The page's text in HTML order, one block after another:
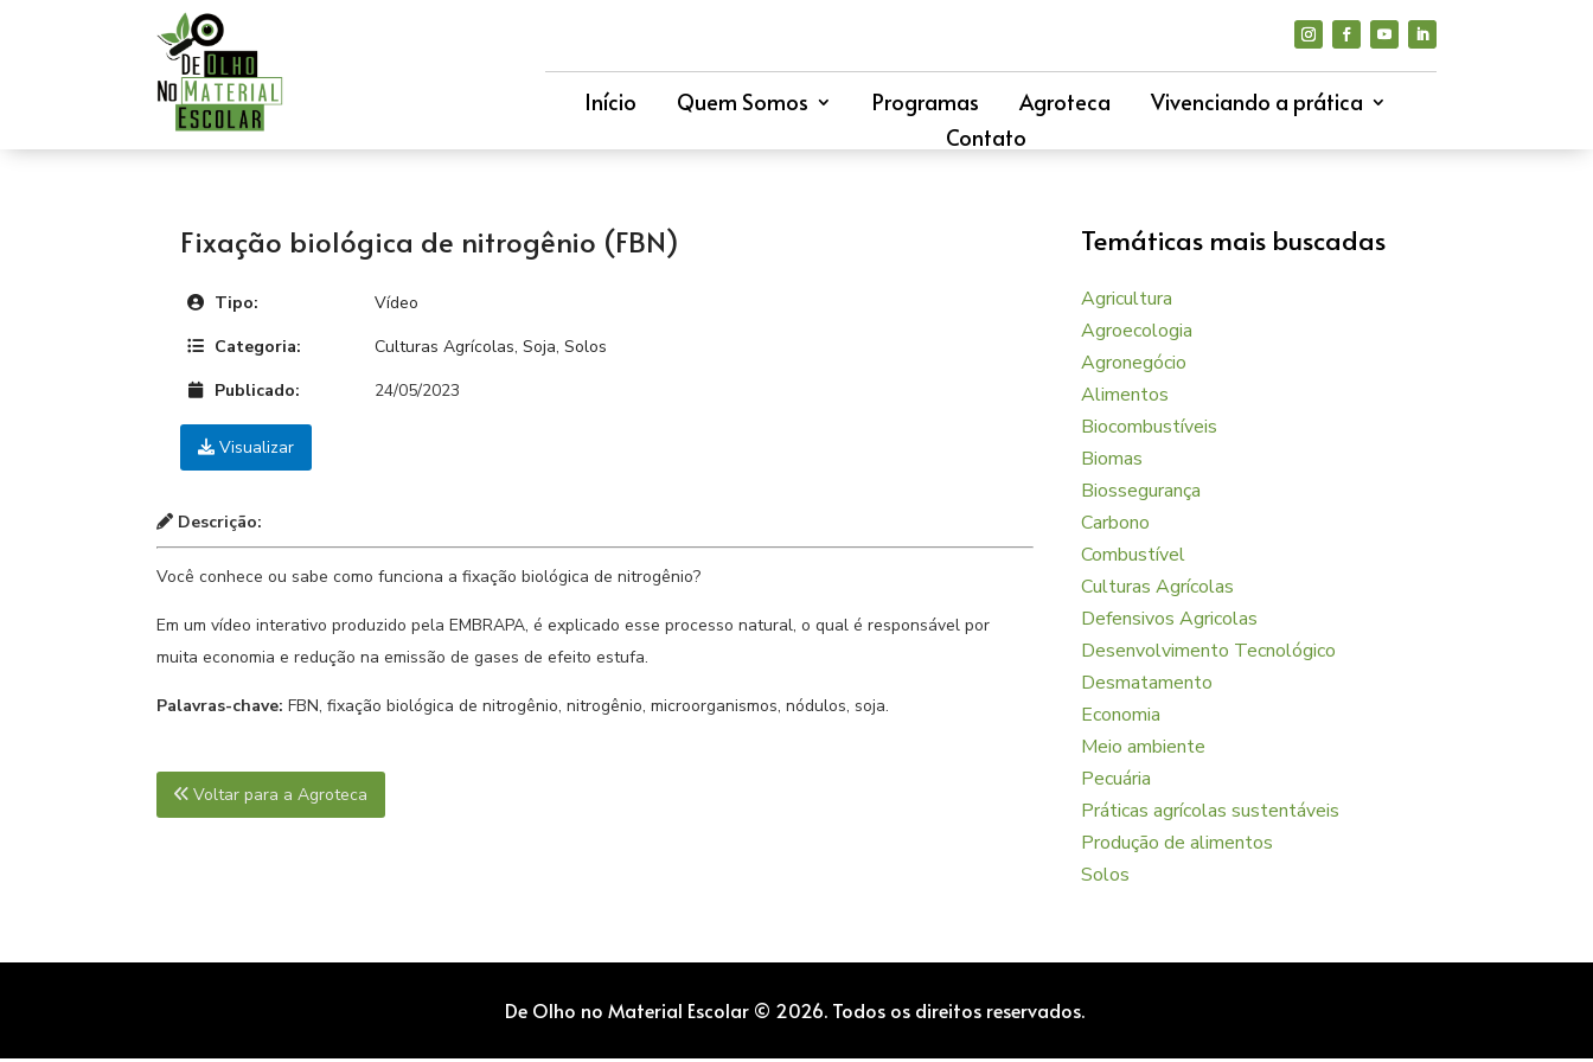
Início Quem Somos Programas Agroteca
Vivenciando a prática
Contato
Fixação biológica de nitrogênio (FBN)
Tipo:
Vídeo
Categoria:
Culturas Agrícolas, Soja, Solos
Publicado:
24/05/2023
Visualizar
Descrição:
Você conhece ou sabe como funciona a fixação biológica de nitrogênio?
Em um vídeo interativo produzido pela EMBRAPA, é explicado esse processo natural, o qual é responsável por
muita economia e redução na emissão de gases de efeito estufa.
Palavras-chave: FBN, fixação biológica de nitrogênio, nitrogênio, microorganismos, nódulos, soja.
Voltar para a Agroteca
Temáticas mais buscadas
Agricultura
Agroecologia
Agronegócio
Alimentos
Biocombustíveis
Biomas
Biossegurança
Carbono
Combustível
Culturas Agrícolas
Defensivos Agricolas
Desenvolvimento Tecnológico
Desmatamento
Economia
Meio ambiente
Pecuária
Práticas agrícolas sustentáveis
Produção de alimentos
Solos
De Olho no Material Escolar © 2026. Todos os direitos reservados.